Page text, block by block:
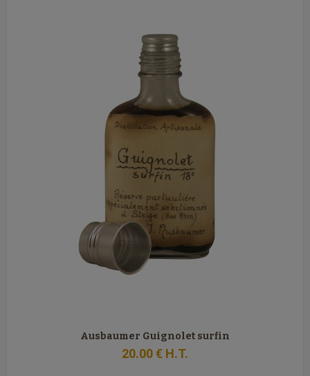
Ausbaumer Guignolet surfin
20.00€ H.T.